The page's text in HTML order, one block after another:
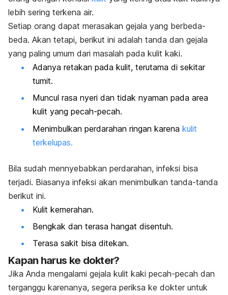
lebih sering terkena air.
Setiap orang dapat merasakan gejala yang berbeda-
beda. Akan tetapi, berikut ini adalah tanda dan gejala
yang paling umum dari masalah pada kulit kaki.
Adanya retakan pada kulit, terutama di sekitar
tumit.
Muncul rasa nyeri dan tidak nyaman pada area
kulit yang pecah-pecah.
Menimbulkan perdarahan ringan karena kulit
terkelupas.
Bila sudah mennyebabkan perdarahan, infeksi bisa
terjadi. Biasanya infeksi akan menimbulkan tanda-tanda
berikut ini.
Kulit kemerahan.
Bengkak dan terasa hangat disentuh.
Terasa sakit bisa ditekan.
Kapan harus ke dokter?
Jika Anda mengalami gejala kulit kaki pecah-pecah dan
terganggu karenanya, segera periksa ke dokter untuk